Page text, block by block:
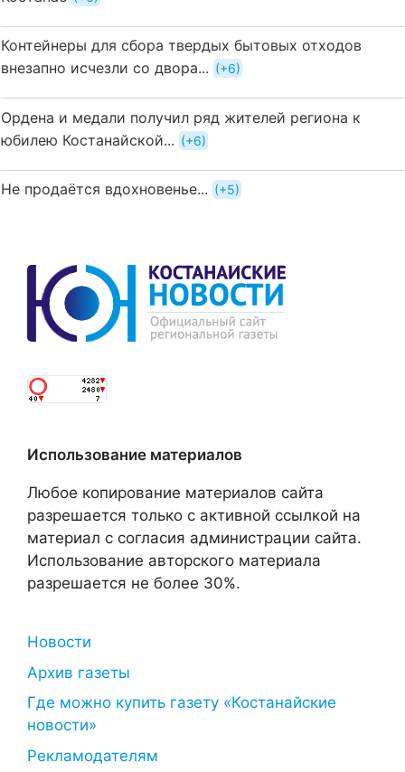
Контейнеры для сбора твердых бытовых отходов
внезапно исчезли со двора...
+6
Ордена и медали получил ряд жителей региона к
юбилею Костанайской...
+6
Не продаётся вдохновенье... +5
Использование материалов
Любое копирование материалов сайта
разрешается только с активной ссылкой на
материал с согласия администрации сайта.
Использование авторского материала
разрешается не более 30%.
Новости
Архив газеты
Где можно купить газету «Костанайские
новости»
Рекламодателям